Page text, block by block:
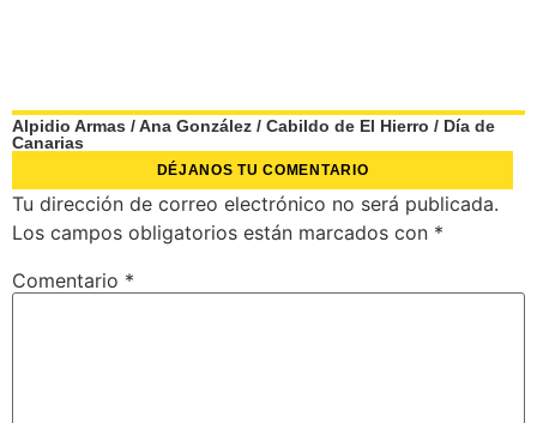
Alpidio Armas /Ana González / Cabildo de El Hierro / Día de
Canarias
DÉJANOS TU COMENTARIO
Tu dirección de correo electrónico no será publicada.
Los campos obligatorios están marcados con *
Comentario *